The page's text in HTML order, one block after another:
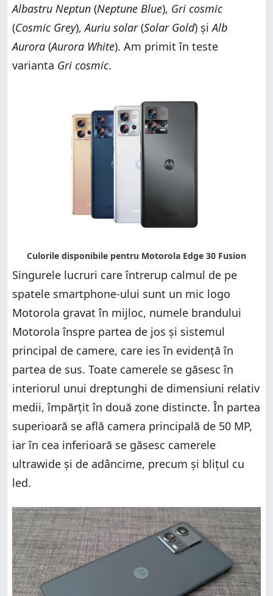
Albastru Neptun (Neptune Blue), Gri cosmic
(Cosmic Grey),Auriu solar(Solar Gold) șiAlb
Aurora (Aurora White). Am primit în teste
varianta Gri cosmic.
Singurele lucruri care întrerup calmul de pe
spatele smartphone-ului sunt un mic logo
Motorola gravat în mijloc, numele brandului
Motorola înspre partea de jos și sistemul
principal de camere, care ies în evidență în
partea de sus. Toate camerele se găsesc în
interiorul unui dreptunghi de dimensiuni relativ
medii, împărțit în două zone distincte. În partea
superioară se află camera principală de 50 MP,
iar în cea inferioară se găsesc camerele
ultrawide și de adâncime, precum și blițul cu
led.